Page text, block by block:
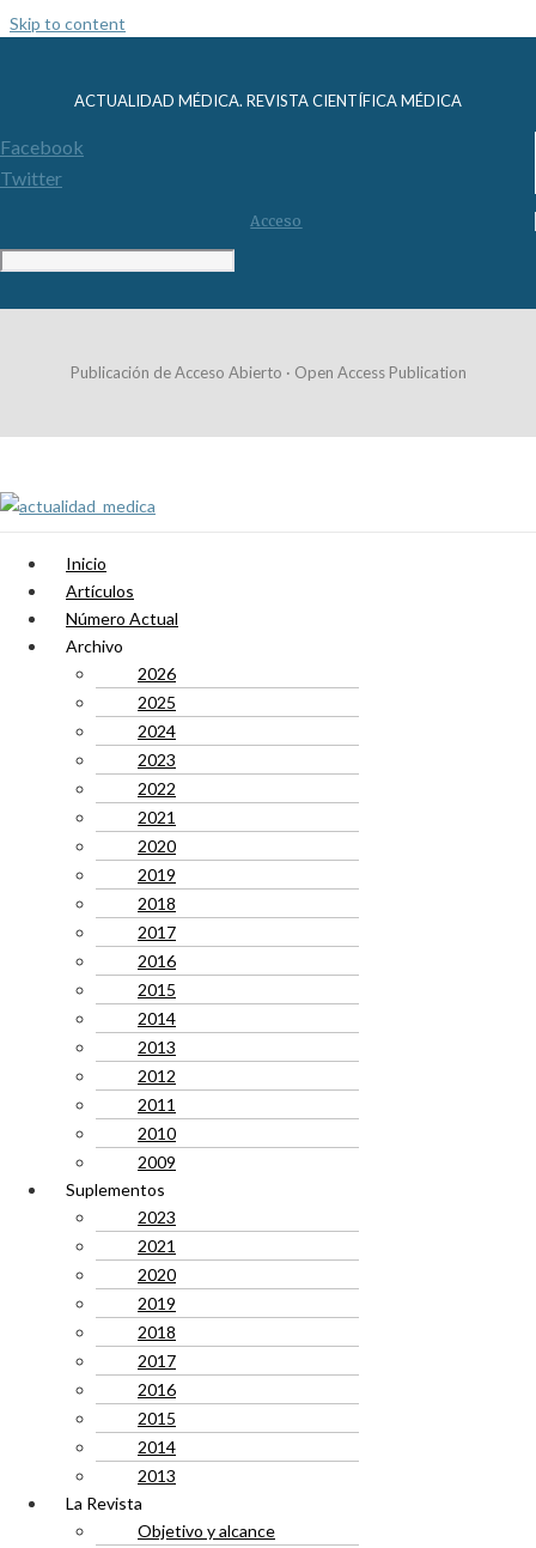
Skip to content
ACTUALIDAD MÉDICA. REVISTA CIENTÍFICA MÉDICA
Facebook
Twitter
Acceso
Publicación de Acceso Abierto · Open Access Publication
Inicio
Artículos
Número Actual
Archivo
2026
2025
2024
2023
2022
2021
2020
2019
2018
2017
2016
2015
2014
2013
2012
2011
2010
2009
Suplementos
2023
2021
2020
2019
2018
2017
2016
2015
2014
2013
La Revista
Objetivo y alcance